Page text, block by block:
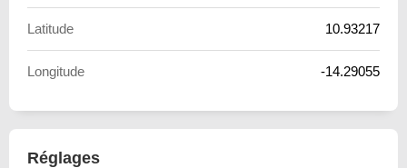
Latitude 10.93217
Longitude -14.29055
Réglages